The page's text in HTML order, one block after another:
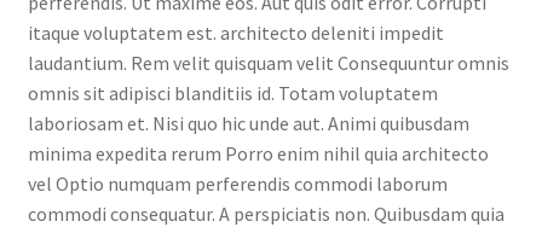
itaque voluptatem est. architecto deleniti impedit
laudantium. Rem velit quisquam velit Consequuntur omnis
omnis sit adipisci blanditiis id. Totam voluptatem
laboriosam et. Nisi quo hic unde aut. Animi quibusdam
minima expedita rerum Porro enim nihil quia architecto
vel Optio numquam perferendis commodi laborum
commodi consequatur. A perspiciatis non. Quibusdam quia